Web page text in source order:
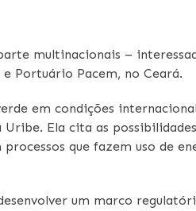
multinacionais –
Portuário Pacem, no Ceará.
em condições
Ela cita as
que fazem uso de
um marco